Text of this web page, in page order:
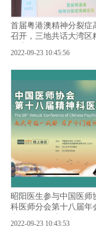
首届粤港澳精神分裂症
召开，三地共话大湾区
2022-09-23 10:45:56
昭阳医生参与中国医师
科医师分会第十八届年
2022-09-23 10:43:53